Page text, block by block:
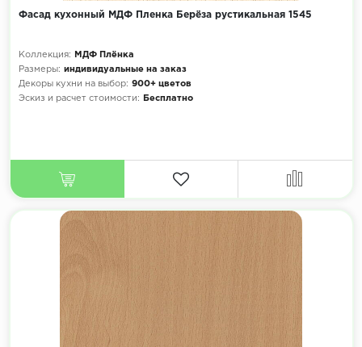
Фасад кухонный МДФ Пленка Берёза рустикальная 1545
Коллекция:
МДФ Плёнка
Размеры: индивидуальные на заказ
Декоры кухни на выбор: 900+ цветов
Эскиз и расчет стоимости:
Бесплатно